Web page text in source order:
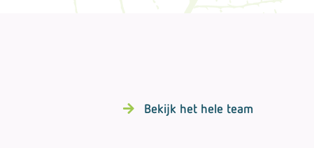
Bekijk het hele team